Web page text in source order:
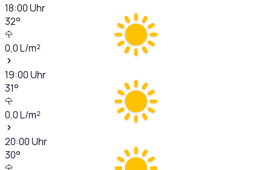
18:00Uhr
32°
0,0L/m²
19:00Uhr
31°
0,0L/m²
20:00Uhr
30°